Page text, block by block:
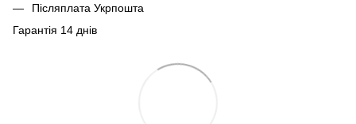
Післяплата Укрпошта
Гарантія 14 днів